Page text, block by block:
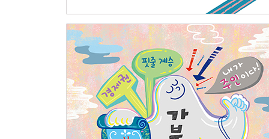
역차별이 있나요? 104
문제는 적극적으로 해결해야 해요 107
┃ 차별을 이긴 세 명의 흑인 여성 112 ┃